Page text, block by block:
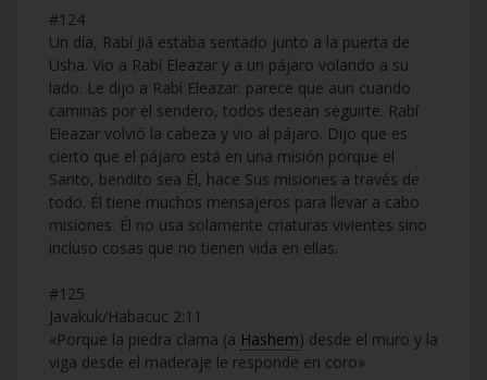
#124
Un día, Rabí Jiá estaba sentado junto a la puerta de
Usha. Vio a Rabí Eleazar y a un pájaro volando a su
lado. Le dijo a Rabí Eleazar: parece que aun cuando
caminas por el sendero, todos desean seguirte. Rabí
Eleazar volvió la cabeza y vio al pájaro. Dijo que es
cierto que el pájaro está en una misión porque el
Santo, bendito sea Él, hace Sus misiones a través de
todo. Él tiene muchos mensajeros para llevar a cabo
misiones. Él no usa solamente criaturas vivientes sino
incluso cosas que no tienen vida en ellas.
#125
Javakuk/Habacuc 2:11
«Porque la piedra clama (a Hashem) desde el muro y la
viga desde el maderaje le responde en coro»